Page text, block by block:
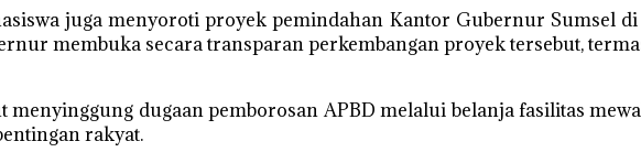
juga menyoroti proyek pemindahan Kantor Gubernur Sumsel
membuka secara transparan perkembangan proyek tersebut,
menyinggung dugaan pemborosan APBD melalui belanja fasilitas
rakyat.